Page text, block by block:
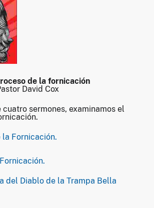
de la fornicación
David Cox
cuatro sermones, examinamos el
la Fornicación.
del Diablo de la Trampa Bella